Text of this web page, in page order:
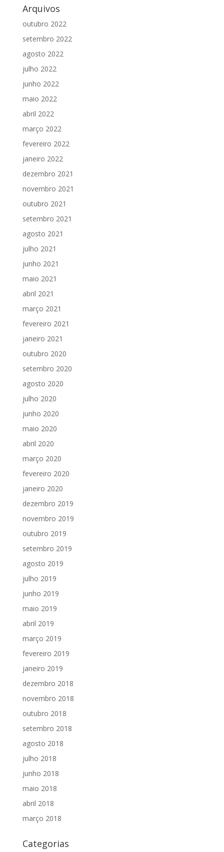
Arquivos
outubro 2022
setembro 2022
agosto 2022
julho 2022
junho 2022
maio 2022
abril 2022
março 2022
fevereiro 2022
janeiro 2022
dezembro 2021
novembro 2021
outubro 2021
setembro 2021
agosto 2021
julho 2021
junho 2021
maio 2021
abril 2021
março 2021
fevereiro 2021
janeiro 2021
outubro 2020
setembro 2020
agosto 2020
julho 2020
junho 2020
maio 2020
abril 2020
março 2020
fevereiro 2020
janeiro 2020
dezembro 2019
novembro 2019
outubro 2019
setembro 2019
agosto 2019
julho 2019
junho 2019
maio 2019
abril 2019
março 2019
fevereiro 2019
janeiro 2019
dezembro 2018
novembro 2018
outubro 2018
setembro 2018
agosto 2018
julho 2018
junho 2018
maio 2018
abril 2018
março 2018
Categorias